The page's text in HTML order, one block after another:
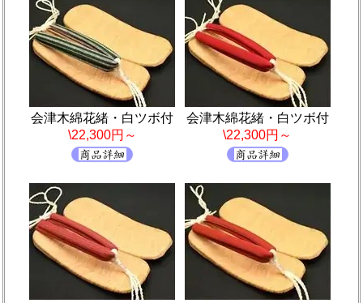
会津木綿花緒・白ツボ付
\22,300円～
会津木綿花緒・白ツボ付
\22,300円～